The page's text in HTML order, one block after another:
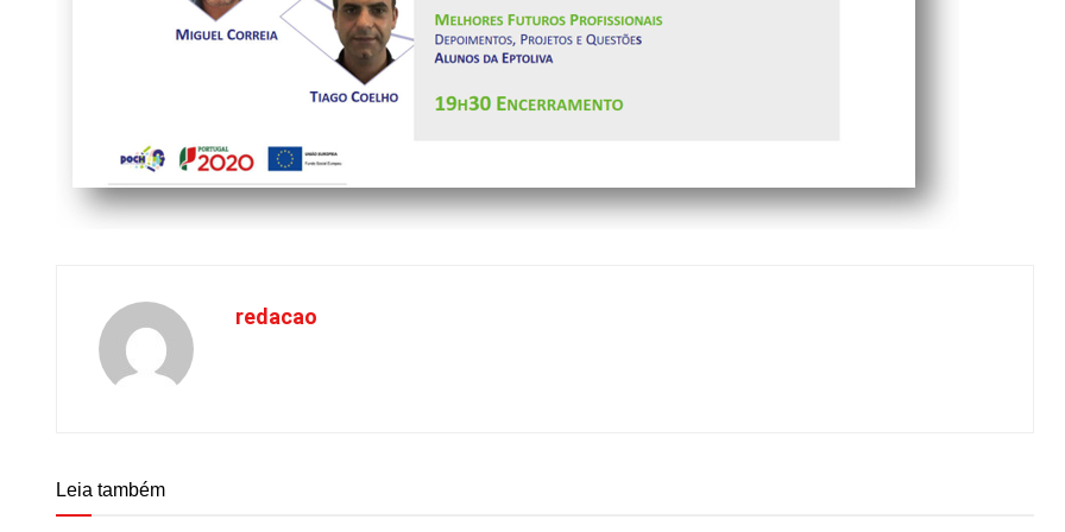
redacao
Leia também